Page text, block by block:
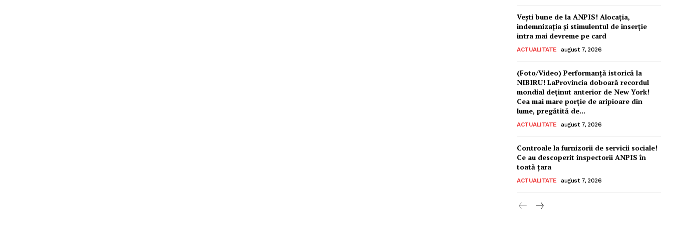
Vești bune de la ANPIS! Alocația,
indemnizația și stimulentul de inserție
intra mai devreme pe card
ACTUALITATE august 7, 2026
(Foto/Video) Performanță istorică la
NIBIRU! LaProvincia doboară recordul
mondial deținut anterior de New York!
Cea mai mare porție de aripioare din
lume, pregătită de...
ACTUALITATE august 7, 2026
Controale la furnizorii de servicii sociale!
Ce au descoperit inspectorii ANPIS în
toată țara
ACTUALITATE august 7, 2026